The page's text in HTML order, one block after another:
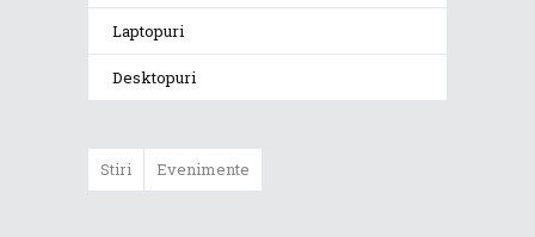
Laptopuri
Desktopuri
Stiri Evenimente